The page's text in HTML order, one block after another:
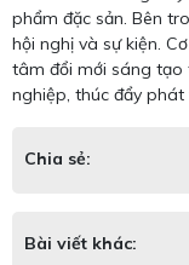
phẩm đặc sản. Bên
hội nghị và sự kiện.
tâm đổi mới sáng tạo
nghiệp, thúc đẩy
Chia sẻ:
Bài viết khác: